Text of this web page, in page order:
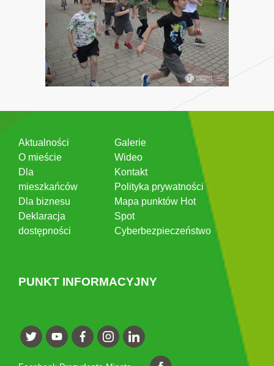
Aktualności
O mieście
Dla
mieszkańców
Dla biznesu
Deklaracja
dostępności
Galerie
Wideo
Kontakt
Polityka prywatności
Mapa punktów Hot
Spot
Cyberbezpieczeństwo
PUNKT INFORMACYJNY